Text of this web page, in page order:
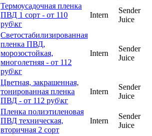
Термоусадочная пленка
ПВД 1 сорт - от 110
руб\кг
Intern
Sender
Juice
Светостабилизированная
пленка ПВД,
морозостойкая,
многолетняя - от 112
руб\кг
Intern
Sender
Juice
Цветная, закрашенная,
тонированная пленка
ПВД - от 112 руб\кг
Intern
Sender
Juice
Пленка полиэтиленовая
ПВД техническая,
вторичная 2 сорт
Intern
Sender
Juice